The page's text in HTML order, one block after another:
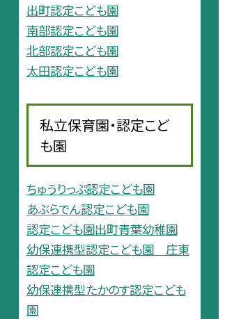
出町認定こども園
南部認定こども園
北部認定こども園
太田認定こども園
私立保育園・認定こど
も園
ちゅうりっぷ認定こども園
あぶらでん認定こども園
認定こども園出町青葉幼稚園
幼保連携型認定こども園 庄東
認定こども園
幼保連携型たかのす認定こども
園